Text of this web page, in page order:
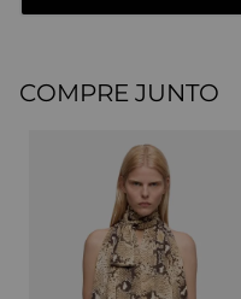
COMPRE JUNTO